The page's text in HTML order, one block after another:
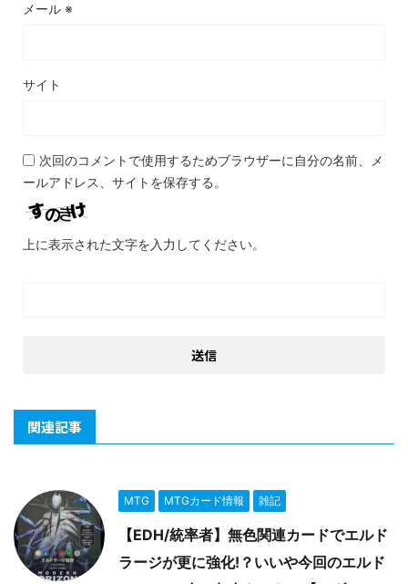
メール ※
サイト
次回のコメントで使用するためブラウザーに自分の名前、メ
ールアドレス、サイトを保存する。
上に表示された文字を入力してください。
関連記事
MTG MTGカード情報 雑記
【EDH/統率者】無色関連カードでエルド
ラージが更に強化!？いいや今回のエルド